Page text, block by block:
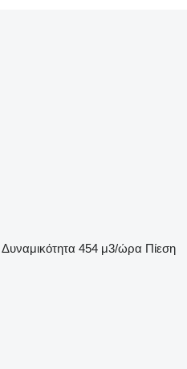
Δυναμικότητα 454 μ3/ώρα Πίεση